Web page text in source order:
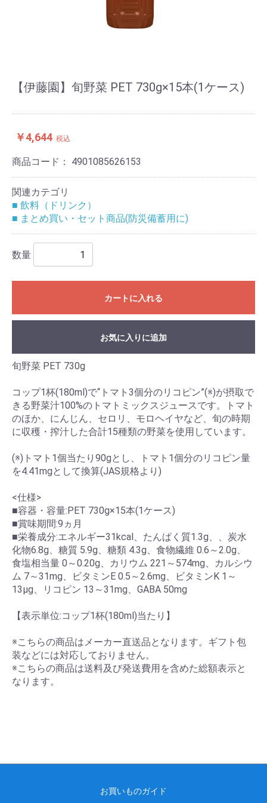
【伊藤園】旬野菜 PET 730g×15本(1ケース)
￥4,644 税込
商品コード： 4901085626153
関連カテゴリ
■ 飲料（ドリンク）
■ まとめ買い・セット商品(防災備蓄用に)
数量
カートに入れる
お気に入りに追加
旬野菜 PET 730g
コップ1杯(180ml)で“トマト3個分のリコピン”(※)が摂取で
きる野菜汁100%のトマトミックスジュースです。トマト
のほか、にんじん、セロリ、モロヘイヤなど、旬の時期
に収穫・搾汁した合計15種類の野菜を使用しています。
(※)トマト1個当たり90gとし、トマト1個分のリコピン量
を4.41mgとして換算(JAS規格より)
<仕様>
■容器・容量:PET 730g×15本(1ケース)
■賞味期間:9ヵ月
■栄養成分:エネルギー31kcal、たんぱく質1.3g、、炭水
化物6.8g、糖質 5.9g、糖類 4.3g、食物繊維 0.6～2.0g、
食塩相当量 0～0.20g、カリウム 221～574mg、カルシウ
ム 7～31mg、ビタミンE 0.5～2.6mg、ビタミンK 1～
13μg、リコピン 13～31mg、GABA 50mg
【表示単位:コップ1杯(180ml)当たり】
※こちらの商品はメーカー直送品となります。ギフト包
装などには対応しておりません。
※こちらの商品は送料及び発送費用を含めた総額表示と
なります。
お買いものガイド